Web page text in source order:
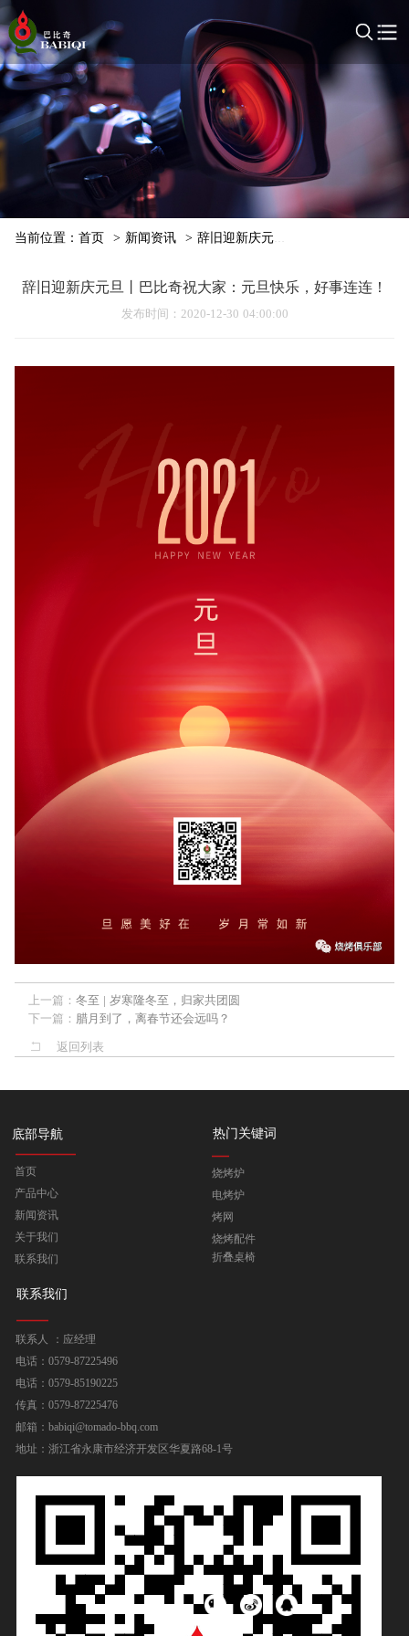
当前位置： 首页 > 新闻资讯 > 辞旧迎新庆元旦丨巴比奇祝大家：元
辞旧迎新庆元旦丨巴比奇祝大家：元旦快乐，好事连连！
发布时间 ：2020-12-30 04:00:00
上一篇： 冬至 | 岁寒隆冬至，归家共团圆
下一篇： 腊月到了，离春节还会远吗？
返回列表
底部导航
首页
产品中心
新闻资讯
关于我们
联系我们
热门关键词
烧烤炉
电烤炉
烤网
烧烤配件
折叠桌椅
联系我们
联系人 ：应经理
电话：0579-87225496
电话：0579-85190225
传真：0579-87225476
邮箱：babiqi@tomado-bbq.com
地址：浙江省永康市经济开发区华夏路68-1号